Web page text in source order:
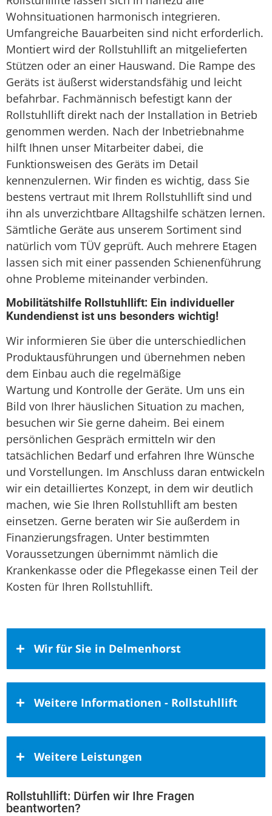
Wohnsituationen harmonisch integrieren.
Umfangreiche Bauarbeiten sind nicht erforderlich.
Montiert wird der Rollstuhllift an mitgelieferten
Stützen oder an einer Hauswand. Die Rampe des
Geräts ist äußerst widerstandsfähig und leicht
befahrbar. Fachmännisch befestigt kann der
Rollstuhllift direkt nach der Installation in Betrieb
genommen werden. Nach der Inbetriebnahme
hilft Ihnen unser Mitarbeiter dabei, die
Funktionsweisen des Geräts im Detail
kennenzulernen. Wir finden es wichtig, dass Sie
bestens vertraut mit Ihrem Rollstuhllift sind und
ihn als unverzichtbare Alltagshilfe schätzen lernen.
Sämtliche Geräte aus unserem Sortiment sind
natürlich vom TÜV geprüft. Auch mehrere Etagen
lassen sich mit einer passenden Schienenführung
ohne Probleme miteinander verbinden.
Mobilitätshilfe Rollstuhllift: Ein individueller
Kundendienst ist uns besonders wichtig!
Wir informieren Sie über die unterschiedlichen
Produktausführungen und übernehmen neben
dem Einbau auch die regelmäßige
Wartung und Kontrolle der Geräte. Um uns ein
Bild von Ihrer häuslichen Situation zu machen,
besuchen wir Sie gerne daheim. Bei einem
persönlichen Gespräch ermitteln wir den
tatsächlichen Bedarf und erfahren Ihre Wünsche
und Vorstellungen. Im Anschluss daran entwickeln
wir ein detailliertes Konzept, in dem wir deutlich
machen, wie Sie Ihren Rollstuhllift am besten
einsetzen. Gerne beraten wir Sie außerdem in
Finanzierungsfragen. Unter bestimmten
Voraussetzungen übernimmt nämlich die
Krankenkasse oder die Pflegekasse einen Teil der
Kosten für Ihren Rollstuhllift.
Wir für Sie in Delmenhorst
Vor Ort in Delmenhorst
„Ich bin jetzt immer da, wo du nicht bist
und das ist immer Delmenhorst“, dieser
Satz stammt von der deutschen Band
Element Of Crime. Mit ihrem Hit
„Delmenhorst“ schufen die erfolgreichen
Musikern eine formidable Hommage an
Weitere Informationen - Rollstuhllift
Faire Preise – darauf dürfen Sie setzen!
Häusliche Mobilitätslösungen müssen
hohen Ansprüchen gerecht werden.
Trotzdem sollen die Preise stimmen. Das
Weitere Leistungen
Hublift Speyer ,Treppenaufzug Kronshagen
Rollstuhllift: Dürfen wir Ihre Fragen
beantworten?